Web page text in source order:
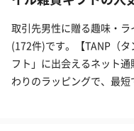
取引先男性に贈る趣味・
(172件)です。【TANP（
フト」に出会えるネット
わりのラッピングで、最短